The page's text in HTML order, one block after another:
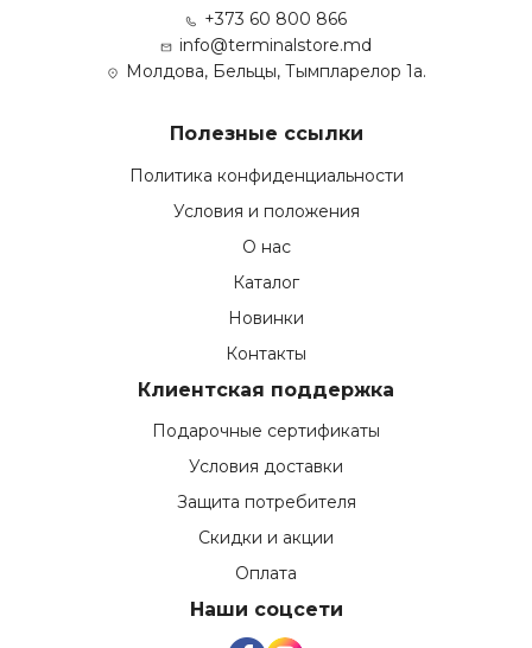
+373 60 800 866
info@terminalstore.md
Молдова, Бельцы, Тымпларелор 1а.
Полезные ссылки
Политика конфиденциальности
Условия и положения
О нас
Каталог
Новинки
Контакты
Клиентская поддержка
Подарочные сертификаты
Условия доставки
Защита потребителя
Скидки и акции
Оплата
Наши соцсети